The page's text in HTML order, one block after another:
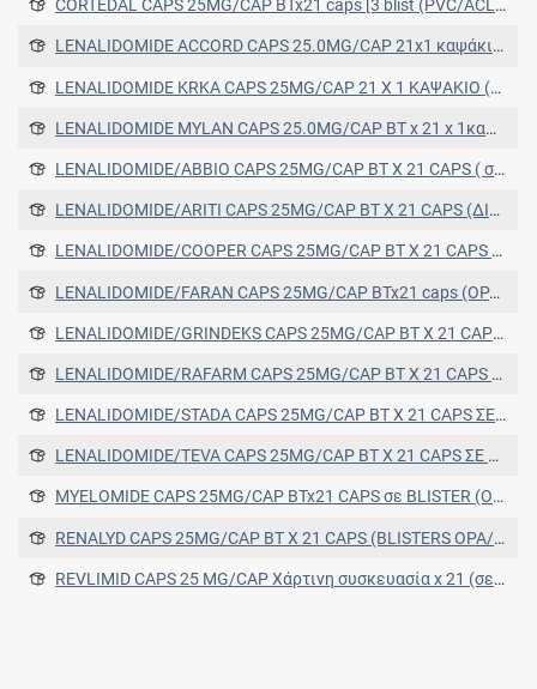
CORTEDAL CAPS 25MG/CAP BTx21 caps [3 blist (PVC/ACLAR/AL)x7]
LENALIDOMIDE ACCORD CAPS 25.0MG/CAP 21x1 καψάκια (μονάδα δόσης) σε BLISTERS OPA/alu/PVC/alu
LENALIDOMIDE KRKA CAPS 25MG/CAP 21 Χ 1 ΚΑΨΑΚΙΟ (ΜΟΝΑΔΑ ΔΟΣΗΣ) ΣΕ ΚΥΨΕΛΗ (OPA/AL/PVC-PET/AL)
LENALIDOMIDE MYLAN CAPS 25.0MG/CAP BT x 21 x 1καψάκια - μονάδα δλοσης σε BLISTERS PVC/ACLAR/ αλουμίνιο
LENALIDOMIDE/ABBIO CAPS 25MG/CAP BT X 21 CAPS ( σε BLISTERS PVC/PCTFE/AL)
LENALIDOMIDE/ARITI CAPS 25MG/CAP BT X 21 CAPS (ΔΙΑΤΡΗΤΕΣ ΚΥΨΕΛΕΣ ΜΟΝΑΔΑΣ ΔΟΣΗΣ/PVC/PCTFE/AL)
LENALIDOMIDE/COOPER CAPS 25MG/CAP BT X 21 CAPS ΣΕ BLISTER PVC/PCTFE/AL
LENALIDOMIDE/FARAN CAPS 25MG/CAP BTx21 caps (OPA/AL/PVC/AP blisters)
LENALIDOMIDE/GRINDEKS CAPS 25MG/CAP BT X 21 CAPS (ΣΕ BLISTERS AL/PVC/ACLAR/PVC)
LENALIDOMIDE/RAFARM CAPS 25MG/CAP BT X 21 CAPS (ΣΕ BLISTERS OPA/AL/PVC/AL)
LENALIDOMIDE/STADA CAPS 25MG/CAP BT X 21 CAPS ΣΕ BLISTER PVC/PCTFE/AL
LENALIDOMIDE/TEVA CAPS 25MG/CAP BT X 21 CAPS ΣΕ BLISTER OPA/ALU/PVC/ALU
MYELOMIDE CAPS 25MG/CAP BTx21 CAPS σε BLISTER (OPA/AL/PVC/AL)
RENALYD CAPS 25MG/CAP BT X 21 CAPS (BLISTERS OPA/ALU/PVC/ALU)
REVLIMID CAPS 25 MG/CAP Χάρτινη συσκευασία x 21 (σε BLISTERS PCTFE/PVC/ALU) 21 (σε BLISTERS PCTFE/PVC/ALU)